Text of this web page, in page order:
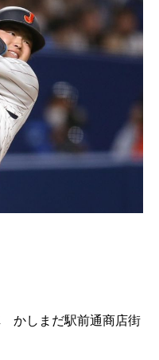
かしまだ駅前通商店街